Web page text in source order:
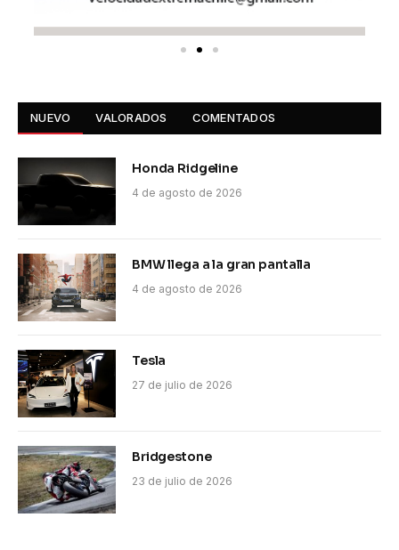
NUEVO VALORADOS COMENTADOS
Honda Ridgeline
4 de agosto de 2026
BMW llega a la gran pantalla
4 de agosto de 2026
Tesla
27 de julio de 2026
Bridgestone
23 de julio de 2026